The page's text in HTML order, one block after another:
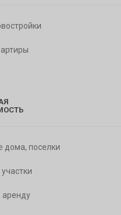
дома, поселки
аренду